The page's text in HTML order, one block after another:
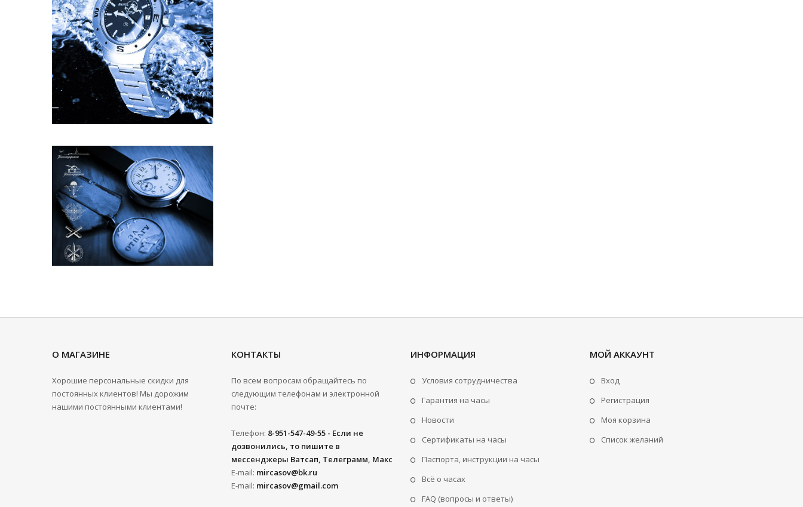
О МАГАЗИНЕ
Хорошие персональные скидки для
постоянных клиентов! Мы дорожим
нашими постоянными клиентами!
КОНТАКТЫ
По всем вопросам обращайтесь по
следующим телефонам и электронной
почте:
Телефон: 8-951-547-49-55 - Если не
дозвонились, то пишите в
мессенджеры Ватсап, Телеграмм, Макс
E-mail: mircasov@bk.ru
E-mail: mircasov@gmail.com
ИНФОРМАЦИЯ
Условия сотрудничества
Гарантия на часы
Новости
Сертификаты на часы
Паспорта, инструкции на часы
Всё о часах
FAQ (вопросы и ответы)
МОЙ АККАУНТ
Вход
Регистрация
Моя корзина
Cписок желаний